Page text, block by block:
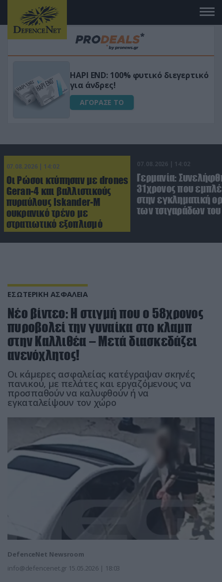
Μεταμόρφωσε τον κήπο σου με το
Ultra Box Μίνι Αλυσοπρίονο με
μπαταρία λιθίου
ΑΓΟΡΑΣΕ ΤΟ
07.08.2026 | 14:02
Οι Ρώσοι κτύπησαν με drones
Geran-4 και βαλλιστικούς
πυραύλους Iskander-M
ουκρανικό τρένο με
στρατιωτικό εξοπλισμό
07.08.2026 | 14:02
Γερμανία:
31χρονος που
στην εγκληματική
των τσιγαράδων του
ΕΣΩΤΕΡΙΚΗ ΑΣΦΑΛΕΙΑ
Νέο βίντεο: Η στιγμή που ο 58χρονος
πυροβολεί την γυναίκα στο κλαμπ
στην Καλλιθέα – Μετά διασκεδάζει
ανενόχλητος!
Οι κάμερες ασφαλείας κατέγραψαν σκηνές
πανικού, με πελάτες και εργαζόμενους να
προσπαθούν να καλυφθούν ή να
εγκαταλείψουν τον χώρο
DefenceNet Newsroom
info@defencenet.gr 15.05.2026 | 18:03